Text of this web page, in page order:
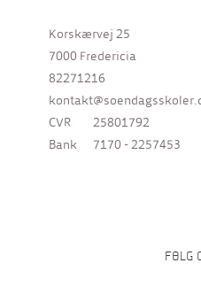
Korskærvej 25
7000 Fredericia
82271216
CVR
25801792
Bank
7170 - 2257453
FØLG